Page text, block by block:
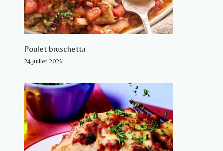
Poulet bruschetta
24 juillet 2026